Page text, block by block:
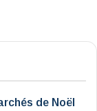
de Noël